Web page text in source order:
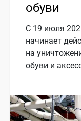
обуви
С 19 июля
начинает
на
обуви и